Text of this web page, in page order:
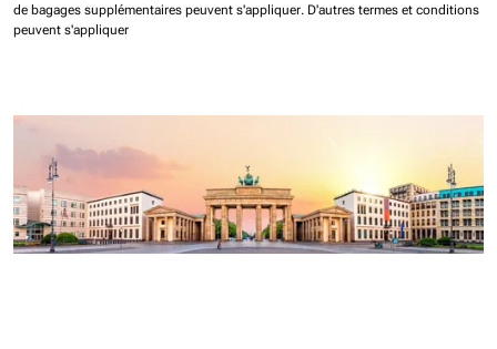
de bagages supplémentaires peuvent s'appliquer. D'autres termes et conditions
peuvent s'appliquer